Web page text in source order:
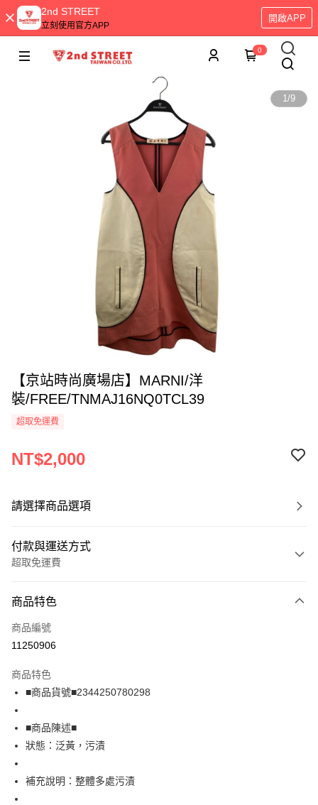
2nd STREET
立刻使用官方APP
開啟APP
0
1/9
【京站時尚廣場店】MARNI/洋
裝/FREE/TNMAJ16NQ0TCL39
超取免運費
NT$2,000
請選擇商品選項
付款與運送方式
超取免運費
信用卡一次付款
超商取貨付款
Apple Pay
街口支付
悠遊付
全盈+PAY
商品特色
商品編號
11250906
商品特色
■商品貨號■2344250780298
■商品陳述■
狀態：泛黃，污漬
補充說明：整體多處污漬